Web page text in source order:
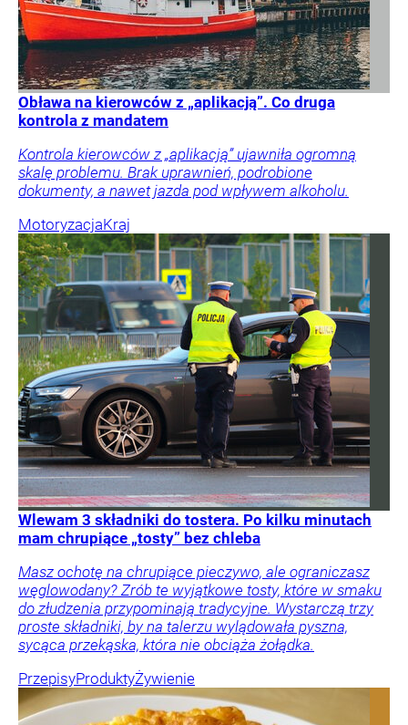
Obława na kierowców z „aplikacją”. Co druga
kontrola z mandatem
Kontrola kierowców z „aplikacją” ujawniła ogromną
skalę problemu. Brak uprawnień, podrobione
dokumenty, a nawet jazda pod wpływem alkoholu.
MotoryzacjaKraj
Wlewam 3 składniki do tostera. Po kilku minutach
mam chrupiące „tosty” bez chleba
Masz ochotę na chrupiące pieczywo, ale ograniczasz
węglowodany? Zrób te wyjątkowe tosty, które w smaku
do złudzenia przypominają tradycyjne. Wystarczą trzy
proste składniki, by na talerzu wylądowała pyszna,
sycąca przekąska, która nie obciąża żołądka.
PrzepisyProduktyŻywienie